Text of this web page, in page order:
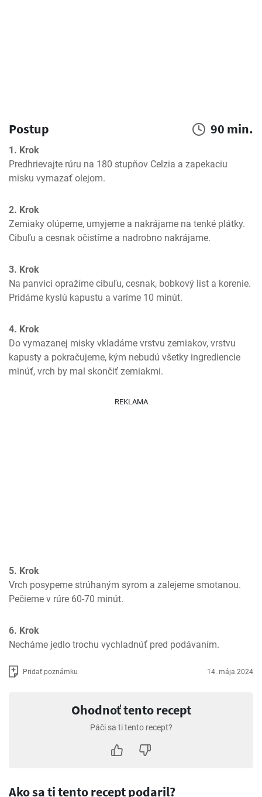
Postup 90 min.
1. Krok
Predhrievajte rúru na 180 stupňov Celzia a zapekaciu
misku vymazať olejom.
2. Krok
Zemiaky olúpeme, umyjeme a nakrájame na tenké plátky.
Cibuľu a cesnak očistíme a nadrobno nakrájame.
3. Krok
Na panvici opražíme cibuľu, cesnak, bobkový list a korenie.
Pridáme kyslú kapustu a varíme 10 minút.
4. Krok
Do vymazanej misky vkladáme vrstvu zemiakov, vrstvu
kapusty a pokračujeme, kým nebudú všetky ingrediencie
minúť, vrch by mal skončiť zemiakmi.
REKLAMA
5. Krok
Vrch posypeme strúhaným syrom a zalejeme smotanou.
Pečieme v rúre 60-70 minút.
6. Krok
Necháme jedlo trochu vychladnúť pred podávaním.
Pridať poznámku 14. mája 2024
Ohodnoť tento recept
Páči sa ti tento recept?
Ako sa ti tento recept podaril?